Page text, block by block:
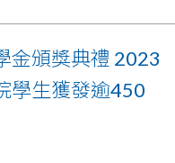
金頒獎典禮 2023
學生獲發逾450